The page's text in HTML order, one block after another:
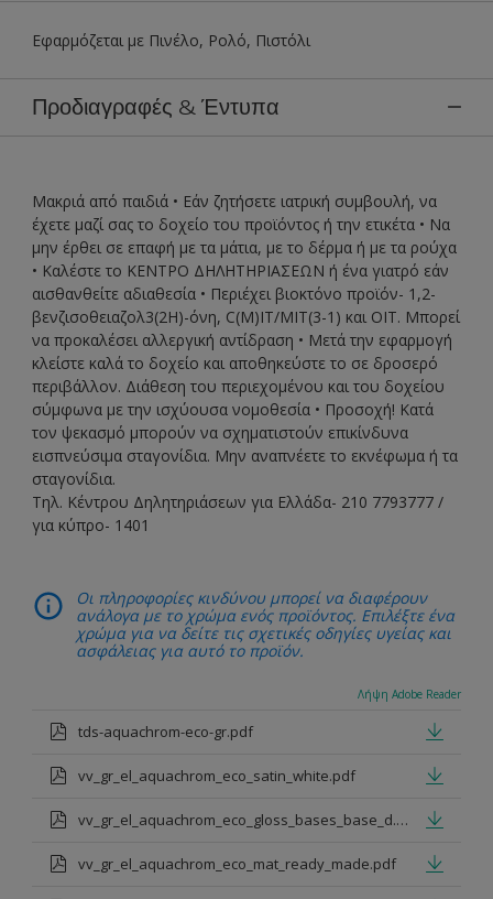
Εφαρμόζεται με Πινέλο, Ρολό, Πιστόλι
Προδιαγραφές & Έντυπα
Μακριά από παιδιά • Εάν ζητήσετε ιατρική συμβουλή, να
έχετε μαζί σας το δοχείο του προϊόντος ή την ετικέτα • Να
μην έρθει σε επαφή με τα μάτια, με το δέρμα ή με τα ρούχα
• Καλέστε το ΚΕΝΤΡΟ ΔΗΛΗΤΗΡΙΑΣΕΩΝ ή ένα γιατρό εάν
αισθανθείτε αδιαθεσία • Περιέχει βιοκτόνο προϊόν- 1,2-
βενζισοθειαζολ3(2H)-όνη, C(M)IT/MIT(3-1) και ΟΙΤ. Μπορεί
να προκαλέσει αλλεργική αντίδραση • Μετά την εφαρμογή
κλείστε καλά το δοχείο και αποθηκεύστε το σε δροσερό
περιβάλλον. Διάθεση του περιεχομένου και του δοχείου
σύμφωνα με την ισχύουσα νομοθεσία • Προσοχή! Κατά
τον ψεκασμό μπορούν να σχηματιστούν επικίνδυνα
εισπνεύσιμα σταγονίδια. Μην αναπνέετε το εκνέφωμα ή τα
σταγονίδια.
Τηλ. Κέντρου Δηλητηριάσεων για Ελλάδα- 210 7793777 /
για κύπρο- 1401
Οι πληροφορίες κινδύνου μπορεί να διαφέρουν
ανάλογα με το χρώμα ενός προϊόντος. Επιλέξτε ένα
χρώμα για να δείτε τις σχετικές οδηγίες υγείας και
ασφάλειας για αυτό το προϊόν.
Λήψη Adobe Reader
tds-aquachrom-eco-gr.pdf
vv_gr_el_aquachrom_eco_satin_white.pdf
vv_gr_el_aquachrom_eco_gloss_bases_base_d.pdf
vv_gr_el_aquachrom_eco_mat_ready_made.pdf